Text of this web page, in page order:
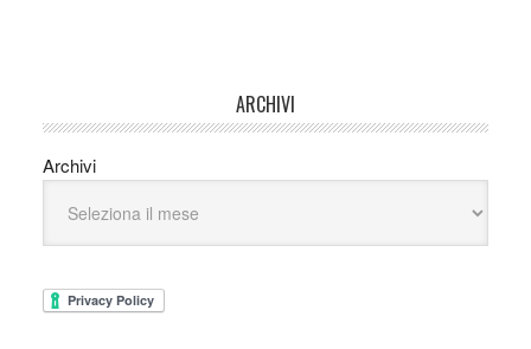
ARCHIVI
Archivi